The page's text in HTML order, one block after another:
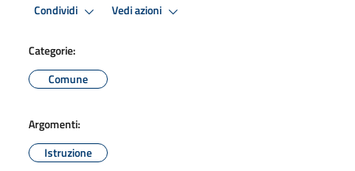
Condividi Vedi azioni
Categorie:
Comune
Argomenti:
Istruzione